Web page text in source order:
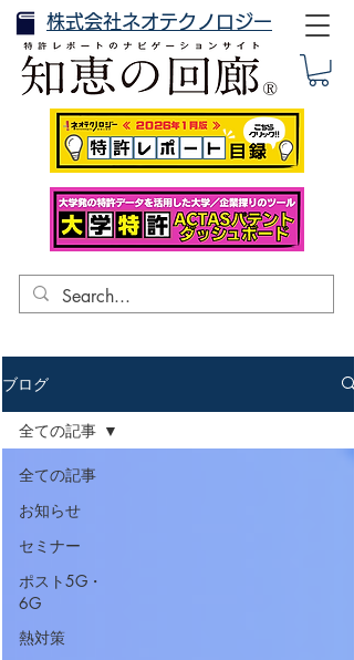
株式会社ネオテクノロジー
ブログ
全ての記事
お知らせ
セミナー
ポスト5G・
6G
熱対策
全ての記事